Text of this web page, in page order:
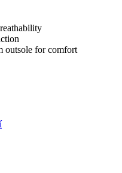
outsole for comfort